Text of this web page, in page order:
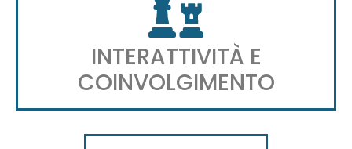
INTERATTIVITÀ E
COINVOLGIMENTO